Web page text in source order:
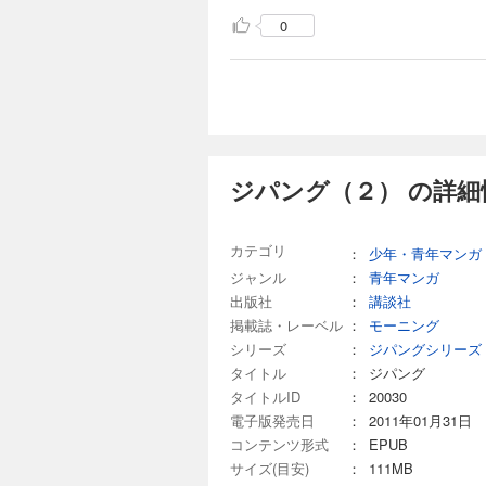
ジパング（１６）
792円 (税込)
「この」日本は、
と入れ替わるよう
男……。いつしか言
は、繰り返される
完結
ジパング（１７）
792円 (税込)
0
ジパング（２） の詳
カテゴリ ：
少年・青年マンガ
ジャンル
：
青年マンガ
出版社
：
講談社
掲載誌・レーベル ：
モーニング
シリーズ
：
ジパングシリーズ
タイトル
：
ジパング
タイトルID
：
20030
電子版発売日
：
2011年01月31日
コンテンツ形式
：
EPUB
サイズ(目安)
： 111MB